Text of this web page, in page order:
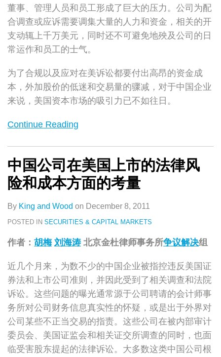
董事、管理人员和员工形成了巨大的压力。公司为配
合调查或应诉需要调集大量的人力和资金，相关的开
支动辄上千万美元，同时还不可避免地殃及公司的日
常运作和员工的士气。
为了合规以及应对在美诉讼都要付出高昂的资金成
本，外加股价的低迷和交易量的骤减，对于中国企业
来说，美国资本市场的吸引力已不如往日。
Continue Reading
中国公司在美国上市的法律风
险和成本方面的考量
By King and Wood on December 8, 2011
POSTED IN SECURITIES & CAPITAL MARKETS
作者： 胡梅 刘海涛北京金杜律师事务所争议解决组
近几个月来，为数不少的中国企业被指控违反美国证
券法和上市公司准则，并因此受到了相关调查和法院
诉讼。这些问题的曝光通常源于公司聘请的会计师事
务所对公司财务信息真实性的怀疑，或是出于外界对
公司某些不正当交易的指责。这些公司在被内部审计
委员会、美国证监会和相关证交所调查的同时，也面
临受害股东提起的法律诉讼。大多数这类中国公司根